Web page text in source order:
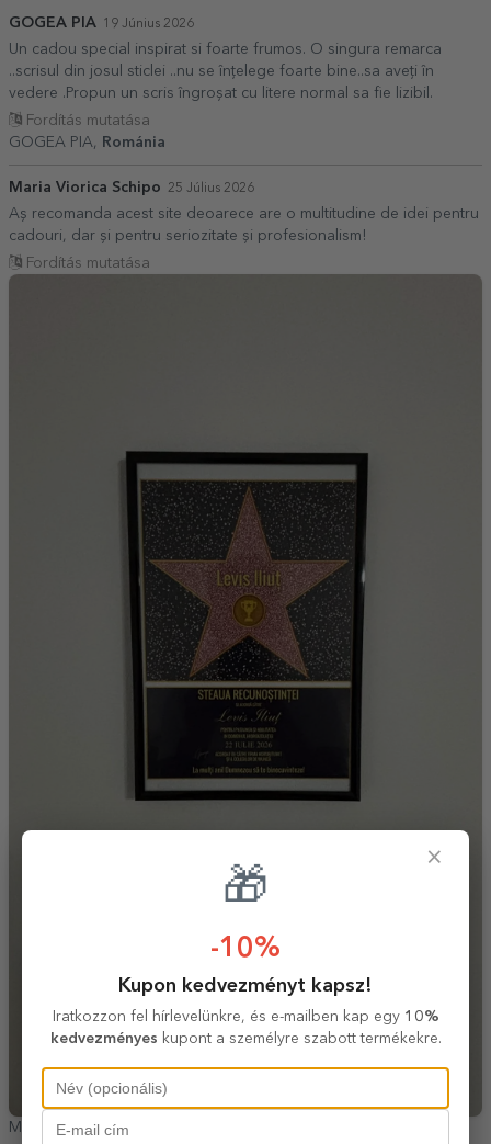
GOGEA PIA 19 Június 2026
Un cadou special inspirat si foarte frumos. O singura remarca
..scrisul din josul sticlei ..nu se înțelege foarte bine..sa aveți în
vedere .Propun un scris îngroșat cu litere normal sa fie lizibil.
Fordítás mutatása
GOGEA PIA,
Románia
Maria Viorica Schipo 25 Július 2026
Aș recomanda acest site deoarece are o multitudine de idei pentru
cadouri, dar și pentru seriozitate și profesionalism!
Fordítás mutatása
Maria Viorica Schipo,
×
🎁
-10%
Kupon kedvezményt kapsz!
Iratkozzon fel hírlevelünkre, és e-mailben kap egy 10%
kedvezményes kupont a személyre szabott termékekre.